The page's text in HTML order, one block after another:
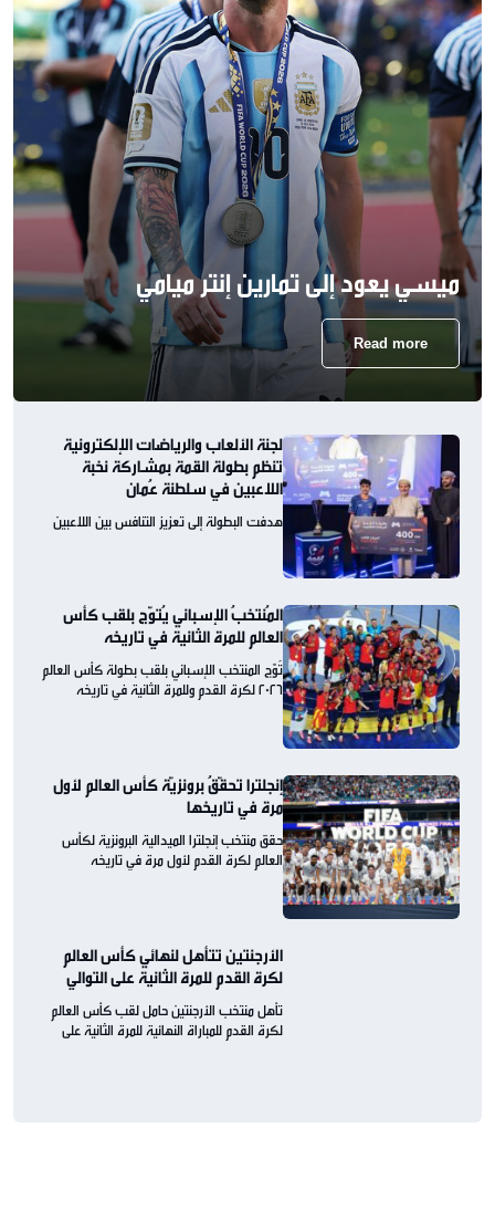
ميسي يعود إلى تمارين إنتر ميامي
Read more
لجنة الألعاب والرياضات الإلكترونية
تنظم بطولة القمة بمشاركة نخبة
اللاعبين في سلطنة عُمان
هدفت البطولة إلى تعزيز التنافس بين اللاعبين
المُنتخبُ الإسباني يُتوّج بلقب كأس
العالم للمرة الثانية في تاريخه
تُوّج المنتخب الإسباني بلقب بطولة كأس العالم
2026 لكرة القدم وللمرة الثانية في تاريخه
إنجلترا تحقّقُ برونزيّة كأس العالم لأول
مرة في تاريخها
حقق منتخب إنجلترا الميدالية البرونزية لكأس
العالم لكرة القدم لأول مرة في تاريخه
الأرجنتين تتأهل لنهائي كأس العالم
لكرة القدم للمرة الثانية على التوالي
تأهل منتخب الأرجنتين حامل لقب كأس العالم
لكرة القدم للمباراة النهائية للمرة الثانية على